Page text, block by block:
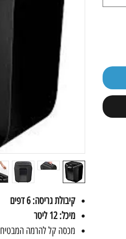
קיבולת גריסה: 6 דפים
מיכל: 12 ליטר
מכסה קל להרמה